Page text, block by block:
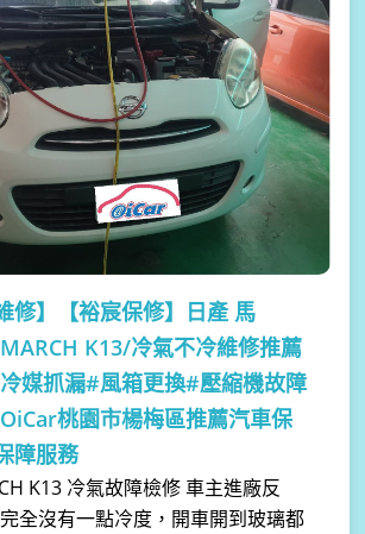
修】
【裕宸保修】日產 馬
K13/冷氣不冷維修推薦
媒抓漏#風箱更換#壓縮機故障
桃園市楊梅區推薦汽車保
障服務
K13 冷氣故障檢修 車主進廠反
全沒有一點冷度，開車開到玻璃都